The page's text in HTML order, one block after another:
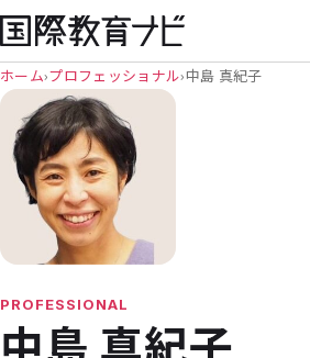
ホーム›プロフェッショナル›中島 真紀子
PROFESSIONAL
中島 真紀子